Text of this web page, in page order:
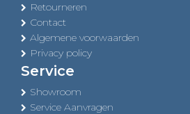
Retourneren
Contact
Algemene voorwaarden
Privacy policy
Service
Showroom
Service Aanvragen